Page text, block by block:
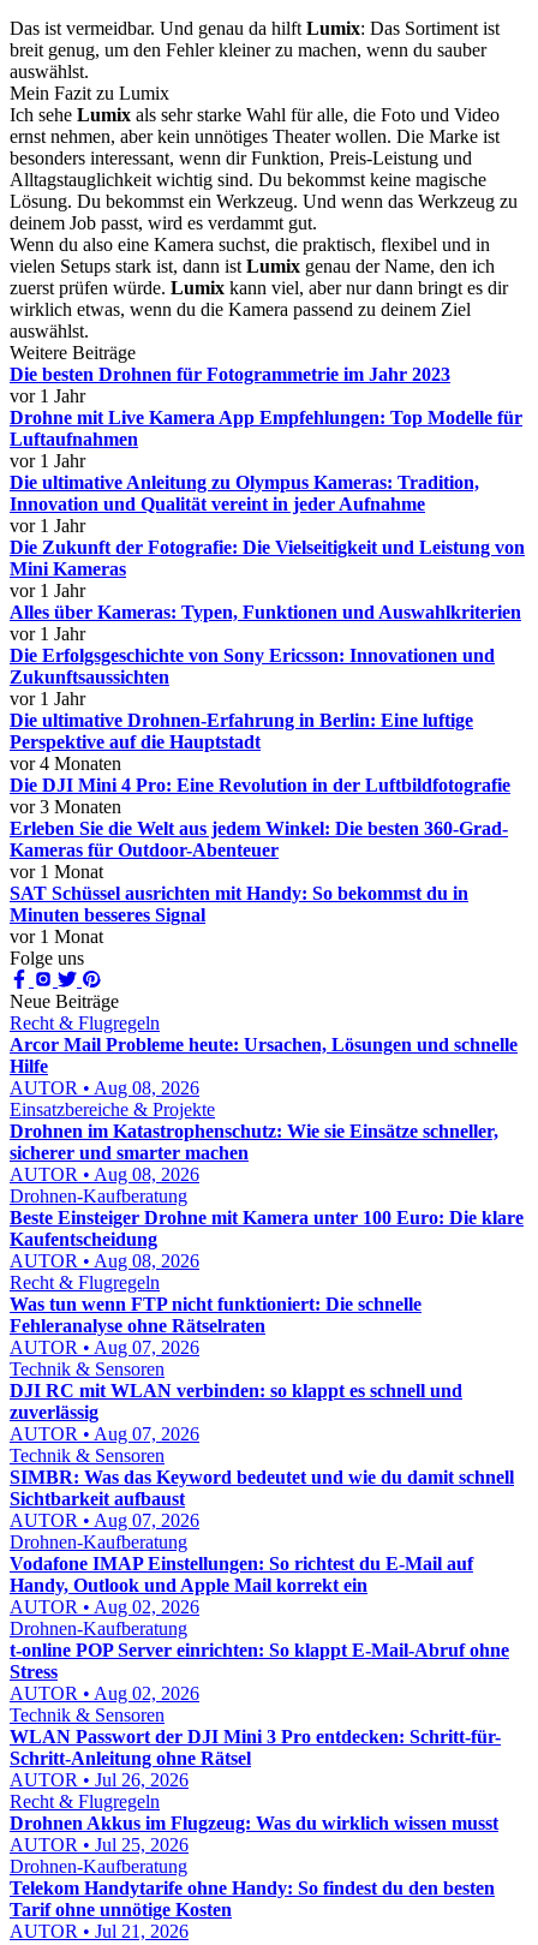
Das ist vermeidbar. Und genau da hilft Lumix: Das Sortiment ist
breit genug, um den Fehler kleiner zu machen, wenn du sauber
auswählst.
Mein Fazit zu Lumix
Ich sehe Lumix als sehr starke Wahl für alle, die Foto und Video
ernst nehmen, aber kein unnötiges Theater wollen. Die Marke ist
besonders interessant, wenn dir Funktion, Preis-Leistung und
Alltagstauglichkeit wichtig sind. Du bekommst keine magische
Lösung. Du bekommst ein Werkzeug. Und wenn das Werkzeug zu
deinem Job passt, wird es verdammt gut.
Wenn du also eine Kamera suchst, die praktisch, flexibel und in
vielen Setups stark ist, dann ist Lumix genau der Name, den ich
zuerst prüfen würde. Lumix kann viel, aber nur dann bringt es dir
wirklich etwas, wenn du die Kamera passend zu deinem Ziel
auswählst.
Weitere Beiträge
Die besten Drohnen für Fotogrammetrie im Jahr 2023
vor 1 Jahr
Drohne mit Live Kamera App Empfehlungen: Top Modelle für
Luftaufnahmen
vor 1 Jahr
Die ultimative Anleitung zu Olympus Kameras: Tradition,
Innovation und Qualität vereint in jeder Aufnahme
vor 1 Jahr
Die Zukunft der Fotografie: Die Vielseitigkeit und Leistung von
Mini Kameras
vor 1 Jahr
Alles über Kameras: Typen, Funktionen und Auswahlkriterien
vor 1 Jahr
Die Erfolgsgeschichte von Sony Ericsson: Innovationen und
Zukunftsaussichten
vor 1 Jahr
Die ultimative Drohnen-Erfahrung in Berlin: Eine luftige
Perspektive auf die Hauptstadt
vor 4 Monaten
Die DJI Mini 4 Pro: Eine Revolution in der Luftbildfotografie
vor 3 Monaten
Erleben Sie die Welt aus jedem Winkel: Die besten 360-Grad-
Kameras für Outdoor-Abenteuer
vor 1 Monat
SAT Schüssel ausrichten mit Handy: So bekommst du in
Minuten besseres Signal
vor 1 Monat
Folge uns
Neue Beiträge
Recht & Flugregeln
Arcor Mail Probleme heute: Ursachen, Lösungen und schnelle
Hilfe
AUTOR • Aug 08, 2026
Einsatzbereiche & Projekte
Drohnen im Katastrophenschutz: Wie sie Einsätze schneller,
sicherer und smarter machen
AUTOR • Aug 08, 2026
Drohnen-Kaufberatung
Beste Einsteiger Drohne mit Kamera unter 100 Euro: Die klare
Kaufentscheidung
AUTOR • Aug 08, 2026
Recht & Flugregeln
Was tun wenn FTP nicht funktioniert: Die schnelle
Fehleranalyse ohne Rätselraten
AUTOR • Aug 07, 2026
Technik & Sensoren
DJI RC mit WLAN verbinden: so klappt es schnell und
zuverlässig
AUTOR • Aug 07, 2026
Technik & Sensoren
SIMBR: Was das Keyword bedeutet und wie du damit schnell
Sichtbarkeit aufbaust
AUTOR • Aug 07, 2026
Drohnen-Kaufberatung
Vodafone IMAP Einstellungen: So richtest du E-Mail auf
Handy, Outlook und Apple Mail korrekt ein
AUTOR • Aug 02, 2026
Drohnen-Kaufberatung
t-online POP Server einrichten: So klappt E-Mail-Abruf ohne
Stress
AUTOR • Aug 02, 2026
Technik & Sensoren
WLAN Passwort der DJI Mini 3 Pro entdecken: Schritt-für-
Schritt-Anleitung ohne Rätsel
AUTOR • Jul 26, 2026
Recht & Flugregeln
Drohnen Akkus im Flugzeug: Was du wirklich wissen musst
AUTOR • Jul 25, 2026
Drohnen-Kaufberatung
Telekom Handytarife ohne Handy: So findest du den besten
Tarif ohne unnötige Kosten
AUTOR • Jul 21, 2026